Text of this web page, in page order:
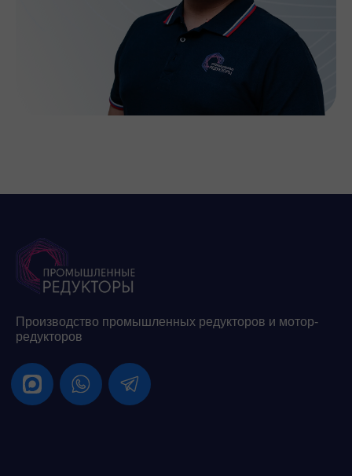
Производство промышленных редукторов и мотор-
редукторов